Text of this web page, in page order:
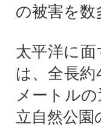
の被害を数
太平洋に
は、全長
メートル
立自然公